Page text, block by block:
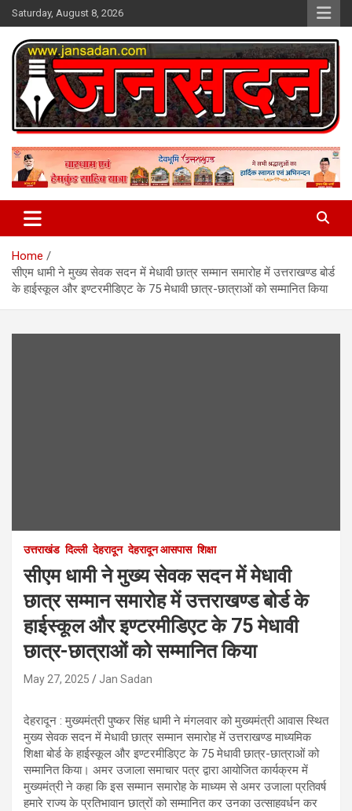
Skip
to
content
Saturday, August 8, 2026
Jan Sadan
Home
सीएम धामी ने मुख्य सेवक सदन में मेधावी छात्र सम्मान समारोह में उत्तराखण्ड बोर्ड
के हाईस्कूल और इण्टरमीडिएट के 75 मेधावी छात्र-छात्राओं को सम्मानित किया
उत्तराखंड दिल्ली देहरादून देहरादून आसपास शिक्षा
सीएम धामी ने मुख्य सेवक सदन में मेधावी
छात्र सम्मान समारोह में उत्तराखण्ड बोर्ड के
हाईस्कूल और इण्टरमीडिएट के 75 मेधावी
छात्र-छात्राओं को सम्मानित किया
May 27, 2025 Jan Sadan
देहरादून : मुख्यमंत्री पुष्कर सिंह धामी ने मंगलवार को मुख्यमंत्री आवास स्थित
मुख्य सेवक सदन में मेधावी छात्र सम्मान समारोह में उत्तराखण्ड माध्यमिक
शिक्षा बोर्ड के हाईस्कूल और इण्टरमीडिएट के 75 मेधावी छात्र-छात्राओं को
सम्मानित किया। अमर उजाला समाचार पत्र द्वारा आयोजित कार्यक्रम में
मुख्यमंत्री ने कहा कि इस सम्मान समारोह के माध्यम से अमर उजाला प्रतिवर्ष
हमारे राज्य के प्रतिभावान छात्रों को सम्मानित कर उनका उत्साहवर्धन कर